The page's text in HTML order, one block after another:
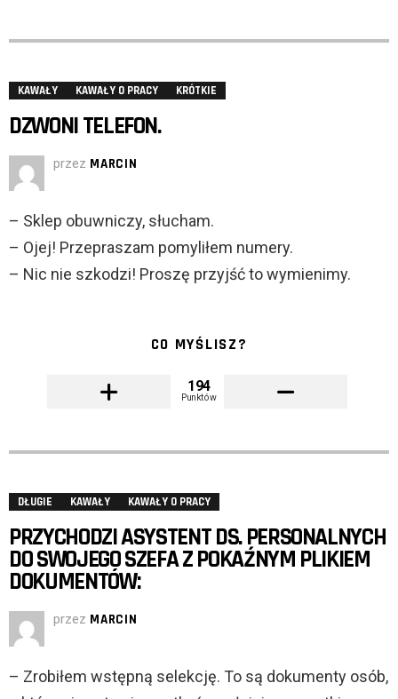
KAWAŁY KAWAŁY O PRACY KRÓTKIE
DZWONI TELEFON.
przez MARCIN
– Sklep obuwniczy, słucham.
– Ojej! Przepraszam pomyliłem numery.
– Nic nie szkodzi! Proszę przyjść to wymienimy.
CO MYŚLISZ?
194
Punktów
DŁUGIE KAWAŁY KAWAŁY O PRACY
PRZYCHODZI ASYSTENT DS. PERSONALNYCH
DO SWOJEGO SZEFA Z POKAŹNYM PLIKIEM
DOKUMENTÓW:
przez MARCIN
– Zrobiłem wstępną selekcję. To są dokumenty osób,